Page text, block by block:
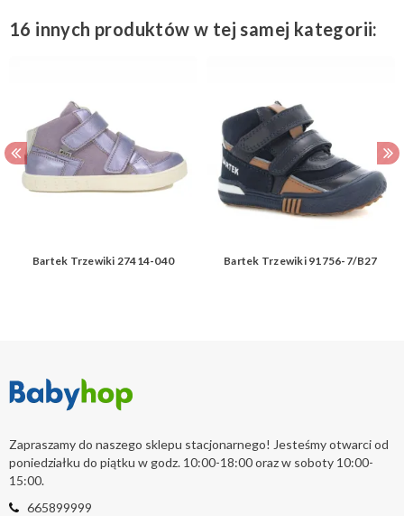
16 innych produktów w tej samej kategorii:
Bartek Trzewiki 27414-040 Bartek Trzewiki 91756-7/B27
Zapraszamy do naszego sklepu stacjonarnego! Jesteśmy otwarci od
poniedziałku do piątku w godz. 10:00-18:00 oraz w soboty 10:00-
15:00.
665899999